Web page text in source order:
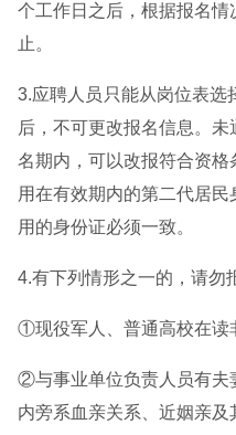
个工作日之后，根据报名
止。
3.应聘人员只能从岗位表选
后，不可更改报名信息。
名期内，可以改报符合资
用在有效期内的第二代居
用的身份证必须一致。
4.有下列情形之一的，请勿
①现役军人、普通高校在读
②与事业单位负责人员有夫
内旁系血亲关系、近姻亲